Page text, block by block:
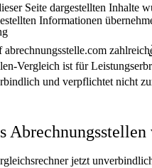
Seite dargestellten Inhalte
Informationen
Vergleich ist für
und verpflichtet nicht
jetzt